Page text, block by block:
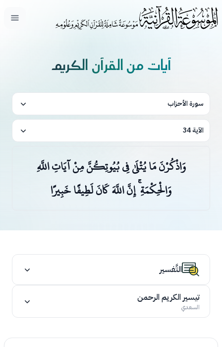
فتح
آيات من القرآن الكريم
سورة الأحزاب
الآية 34
وَاذْكُرْنَ مَا يُتْلَىٰ فِي بُيُوتِكُنَّ مِنْ آيَاتِ اللَّهِ
وَالْحِكْمَةِ ۚ إِنَّ اللَّهَ كَانَ لَطِيفًا خَبِيرًا
التَّفسير
تيسير الكريم الرحمن
السعدي